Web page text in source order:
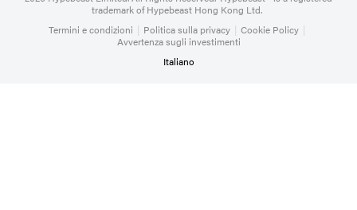
trademark of Hypebeast Hong Kong Ltd.
Termini e condizioni | Politica sulla privacy | Cookie Policy |
Avvertenza sugli investimenti
Italiano